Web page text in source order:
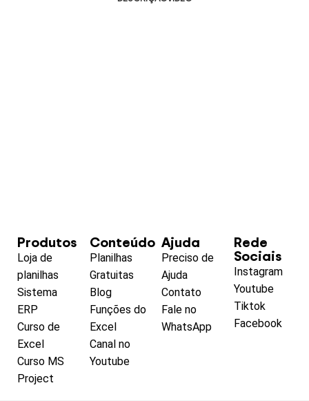
Produtos
Loja de
planilhas
Sistema
ERP
Curso de
Excel
Curso MS
Project
Conteúdo
Planilhas
Gratuitas
Blog
Funções do
Excel
Canal no
Youtube
Ajuda
Preciso de
Ajuda
Contato
Fale no
WhatsApp
Rede
Sociais
Instagram
Youtube
Tiktok
Facebook